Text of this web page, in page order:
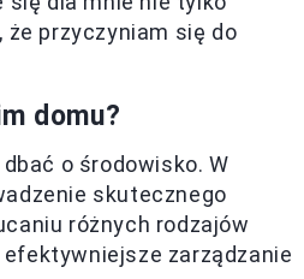
przyczyniam się do
domu?
o środowisko. W
skutecznego
różnych rodzajów
zarządzanie